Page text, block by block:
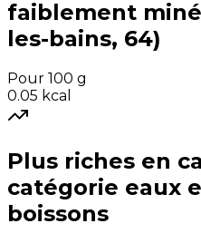
faiblement
les-bains, 64)
Pour 100 g
0.05 kcal
Plus riches en
catégorie eaux
boissons